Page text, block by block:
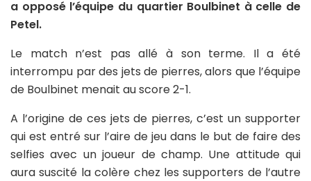
a opposé l’équipe du quartier Boulbinet à celle de
Petel.
Le match n’est pas allé à son terme. Il a été
interrompu par des jets de pierres, alors que l’équipe
de Boulbinet menait au score 2-1.
A l’origine de ces jets de pierres, c’est un supporter
qui est entré sur l’aire de jeu dans le but de faire des
selfies avec un joueur de champ. Une attitude qui
aura suscité la colère chez les supporters de l’autre